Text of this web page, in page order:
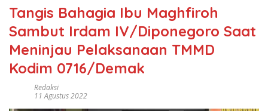
Tangis Bahagia Ibu Maghfiroh
Sambut Irdam IV/Diponegoro Saat
Meninjau Pelaksanaan TMMD
Kodim 0716/Demak
Redaksi
11 Agustus 2022